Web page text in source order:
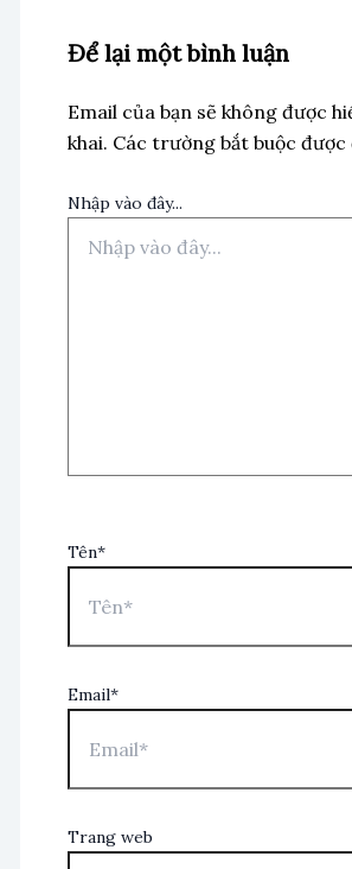
Để lại một bình luận
Email của bạn sẽ không được
khai. Các trường bắt buộc được
Nhập vào đây...
Tên*
Email*
Trang web